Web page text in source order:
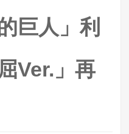
巨人」利
Ver.」再